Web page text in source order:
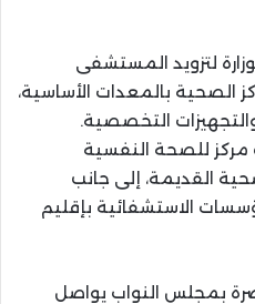
لتزويد المستشفى
الصحية بالمعدات الأساسية،
التخصصية.
للصحة النفسية
القديمة، إلى جانب
الاستشفائية بإقليم
بمجلس النواب يواصل